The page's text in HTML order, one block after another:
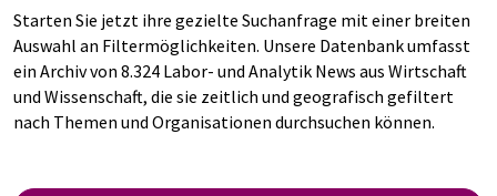
Starten Sie jetzt ihre gezielte Suchanfrage mit einer breiten
Auswahl an Filtermöglichkeiten. Unsere Datenbank umfasst
ein Archiv von 8.324 Labor- und Analytik News aus Wirtschaft
und Wissenschaft, die sie zeitlich und geografisch gefiltert
nach Themen und Organisationen durchsuchen können.